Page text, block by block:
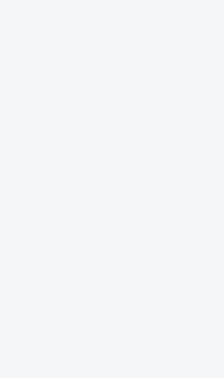
Dimanche 23
Jusqu'à
d'avantages offerts pour
à Hello One ou Hello Prime
Lundi 10 Août
Jusqu'à 160 euros offerts +
Mardi 15
Offre réservée aux étudiants
Mardi 15